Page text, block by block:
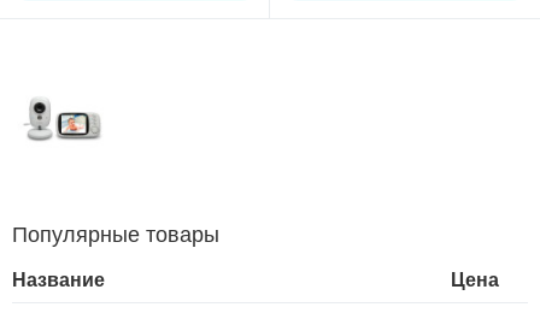
Популярные товары
Название Цена